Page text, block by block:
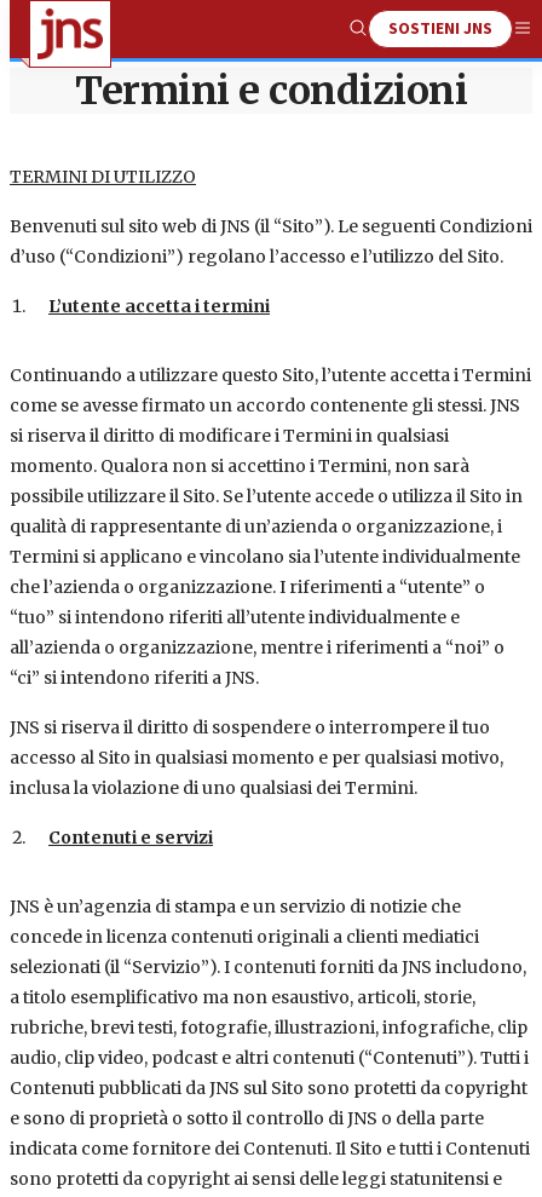
Show
Search
SOSTIENI JNS
Termini e condizioni
TERMINI DI UTILIZZO
Benvenuti sul sito web di JNS (il “Sito”). Le seguenti Condizioni
d’uso (“Condizioni”) regolano l’accesso e l’utilizzo del Sito.
L’utente accetta i termini
Continuando a utilizzare questo Sito, l’utente accetta i Termini
come se avesse firmato un accordo contenente gli stessi. JNS
si riserva il diritto di modificare i Termini in qualsiasi
momento. Qualora non si accettino i Termini, non sarà
possibile utilizzare il Sito. Se l’utente accede o utilizza il Sito in
qualità di rappresentante di un’azienda o organizzazione, i
Termini si applicano e vincolano sia l’utente individualmente
che l’azienda o organizzazione. I riferimenti a “utente” o
“tuo” si intendono riferiti all’utente individualmente e
all’azienda o organizzazione, mentre i riferimenti a “noi” o
“ci” si intendono riferiti a JNS.
JNS si riserva il diritto di sospendere o interrompere il tuo
accesso al Sito in qualsiasi momento e per qualsiasi motivo,
inclusa la violazione di uno qualsiasi dei Termini.
Contenuti e servizi
JNS è un’agenzia di stampa e un servizio di notizie che
concede in licenza contenuti originali a clienti mediatici
selezionati (il “Servizio”). I contenuti forniti da JNS includono,
a titolo esemplificativo ma non esaustivo, articoli, storie,
rubriche, brevi testi, fotografie, illustrazioni, infografiche, clip
audio, clip video, podcast e altri contenuti (“Contenuti”). Tutti i
Contenuti pubblicati da JNS sul Sito sono protetti da copyright
e sono di proprietà o sotto il controllo di JNS o della parte
indicata come fornitore dei Contenuti. Il Sito e tutti i Contenuti
sono protetti da copyright ai sensi delle leggi statunitensi e